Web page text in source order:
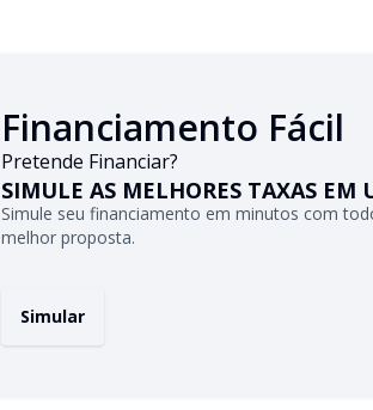
Financiamento Fácil
Pretende Financiar?
SIMULE AS MELHORES TAXAS EM
Simule seu financiamento em minutos com
melhor proposta.
Simular